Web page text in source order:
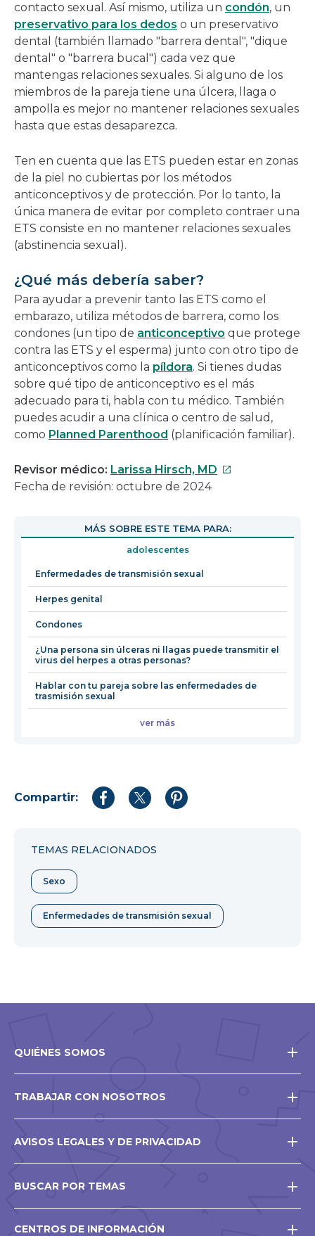
contacto sexual. Así mismo, utiliza un condón, un
preservativo para los dedos o un preservativo
dental (también llamado "barrera dental", "dique
dental" o "barrera bucal") cada vez que
mantengas relaciones sexuales. Si alguno de los
miembros de la pareja tiene una úlcera, llaga o
ampolla es mejor no mantener relaciones sexuales
hasta que estas desaparezca.
Ten en cuenta que las ETS pueden estar en zonas
de la piel no cubiertas por los métodos
anticonceptivos y de protección. Por lo tanto, la
única manera de evitar por completo contraer una
ETS consiste en no mantener relaciones sexuales
(abstinencia sexual).
¿Qué más debería saber?
Para ayudar a prevenir tanto las ETS como el
embarazo, utiliza métodos de barrera, como los
condones (un tipo de anticonceptivo que protege
contra las ETS y el esperma) junto con otro tipo de
anticonceptivos como la píldora. Si tienes dudas
sobre qué tipo de anticonceptivo es el más
adecuado para ti, habla con tu médico. También
puedes acudir a una clínica o centro de salud,
como Planned Parenthood (planificación familiar).
Revisor médico: Larissa Hirsch, MD Este
en
ventana
Fecha de revisión: octubre de 2024
MÁS SOBRE ESTE TEMA PARA:
adolescentes
Enfermedades de transmisión sexual
Herpes genital
Condones
¿Una persona sin úlceras ni llagas puede transmitir el
virus del herpes a otras personas?
Hablar con tu pareja sobre las enfermedades de
trasmisión sexual
ver más
Compartir:
CompartirCompartirCompartir
TEMAS RELACIONADOS
Sexo
Enfermedades de transmisión sexual
QUIÉNES SOMOS
TRABAJAR CON NOSOTROS
AVISOS LEGALES Y DE PRIVACIDAD
BUSCAR POR TEMAS
CENTROS DE INFORMACIÓN